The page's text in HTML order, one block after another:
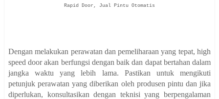
Rapid Door, Jual Pintu Otomatis
Dengan melakukan perawatan dan pemeliharaan yang tepat, high
speed door akan berfungsi dengan baik dan dapat bertahan dalam
jangka waktu yang lebih lama. Pastikan untuk mengikuti
petunjuk perawatan yang diberikan oleh produsen pintu dan jika
diperlukan, konsultasikan dengan teknisi yang berpengalaman